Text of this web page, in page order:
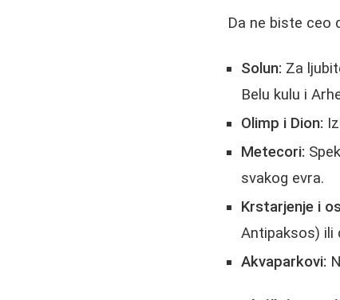
Da ne biste ceo
Solun: Za
Belu kulu i
Olimp i Dion:
Metecori:
svakog evra.
Krstarjenje i
Antipaksos) ili
Akvaparkovi: